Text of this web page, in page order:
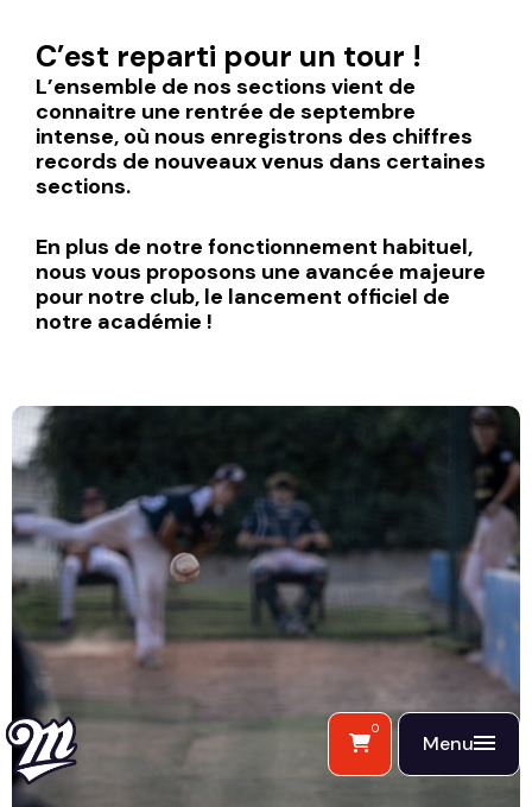
0
Menu
C’est reparti pour un tour !
L’ensemble de nos sections vient de
connaitre une rentrée de septembre
intense, où nous enregistrons des chiffres
records de nouveaux venus dans certaines
sections.
En plus de notre fonctionnement habituel,
nous vous proposons une avancée majeure
pour notre club, le lancement officiel de
notre académie !